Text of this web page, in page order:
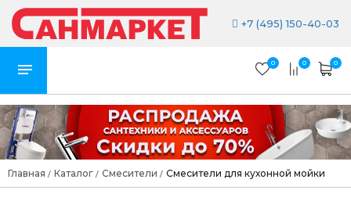
+7 (495) 150-40-03
0 0 0
Главная / Каталог / Смесители / Смесители для кухонной мойки